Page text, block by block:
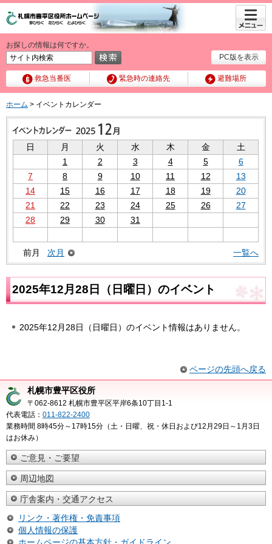
PC版を表示
お探しの情報は何ですか。
救急当番医 緊急時の連絡先 避難場所
メニュ
ー
ホーム > イベントカレンダー
日 月 火 水 木 金
土
1
2 3 4 5
6
7
8 9 10 11 12
13
14
15 16 17 18 19
20
21
22 23 24 25 26
27
28
29 30 31
前月 次月 一覧へ
2025年12月28日（日曜日）のイベント
2025年12月28日（日曜日）のイベント情報はありません。
ページの先頭へ戻る
札幌市豊平区役所
〒062-8612 札幌市豊平区平岸6条10丁目1-1
代表電話： 011-822-2400
業務時間 8時45分～17時15分（土・日曜、祝・休日および12月29日～1月3日
はお休み）
ご意見・ご要望
周辺地図
庁舎案内・交通アクセス
リンク・著作権・免責事項
個人情報の保護